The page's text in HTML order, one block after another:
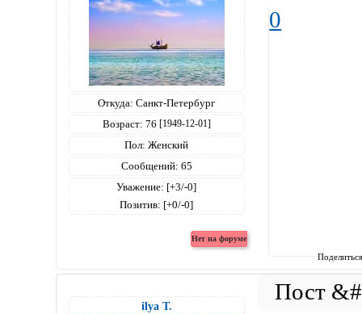
Откуда: Санкт-Петербург
Возраст: 76 [1949-12-01]
Пол: Женский
Сообщений: 65
Уважение: [+3/-0]
Позитив: [+0/-0]
0
ilya T.